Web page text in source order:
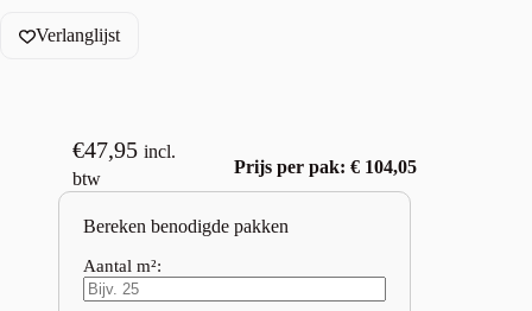
Verlanglijst
€47,95 incl.
btw
Prijs per pak: € 104,05
Bereken benodigde pakken
Aantal m²: